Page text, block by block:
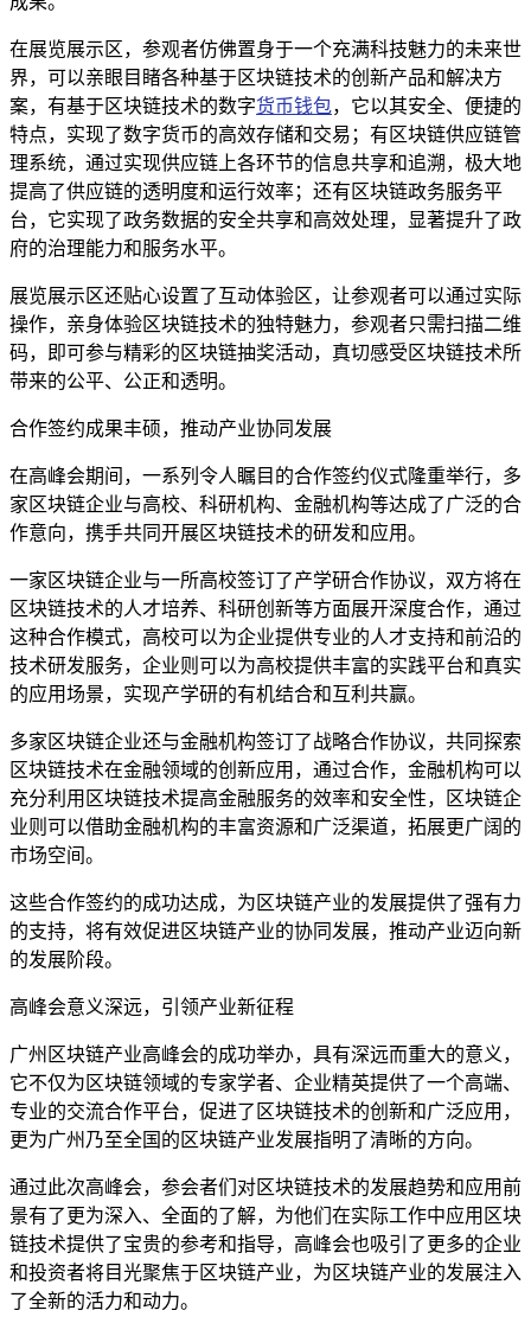
在展览展示区，参观者仿佛置身于一个充满科技魅力的未来世
界，可以亲眼目睹各种基于区块链技术的创新产品和解决方
案，有基于区块链技术的数字货币钱包，它以其安全、便捷的
特点，实现了数字货币的高效存储和交易；有区块链供应链管
理系统，通过实现供应链上各环节的信息共享和追溯，极大地
提高了供应链的透明度和运行效率；还有区块链政务服务平
台，它实现了政务数据的安全共享和高效处理，显著提升了政
府的治理能力和服务水平。
展览展示区还贴心设置了互动体验区，让参观者可以通过实际
操作，亲身体验区块链技术的独特魅力，参观者只需扫描二维
码，即可参与精彩的区块链抽奖活动，真切感受区块链技术所
带来的公平、公正和透明。
合作签约成果丰硕，推动产业协同发展
在高峰会期间，一系列令人瞩目的合作签约仪式隆重举行，多
家区块链企业与高校、科研机构、金融机构等达成了广泛的合
作意向，携手共同开展区块链技术的研发和应用。
一家区块链企业与一所高校签订了产学研合作协议，双方将在
区块链技术的人才培养、科研创新等方面展开深度合作，通过
这种合作模式，高校可以为企业提供专业的人才支持和前沿的
技术研发服务，企业则可以为高校提供丰富的实践平台和真实
的应用场景，实现产学研的有机结合和互利共赢。
多家区块链企业还与金融机构签订了战略合作协议，共同探索
区块链技术在金融领域的创新应用，通过合作，金融机构可以
充分利用区块链技术提高金融服务的效率和安全性，区块链企
业则可以借助金融机构的丰富资源和广泛渠道，拓展更广阔的
市场空间。
这些合作签约的成功达成，为区块链产业的发展提供了强有力
的支持，将有效促进区块链产业的协同发展，推动产业迈向新
的发展阶段。
高峰会意义深远，引领产业新征程
广州区块链产业高峰会的成功举办，具有深远而重大的意义，
它不仅为区块链领域的专家学者、企业精英提供了一个高端、
专业的交流合作平台，促进了区块链技术的创新和广泛应用，
更为广州乃至全国的区块链产业发展指明了清晰的方向。
通过此次高峰会，参会者们对区块链技术的发展趋势和应用前
景有了更为深入、全面的了解，为他们在实际工作中应用区块
链技术提供了宝贵的参考和指导，高峰会也吸引了更多的企业
和投资者将目光聚焦于区块链产业，为区块链产业的发展注入
了全新的活力和动力。